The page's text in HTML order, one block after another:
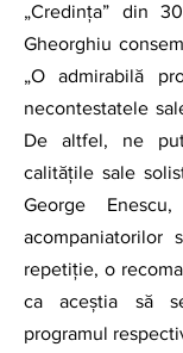
„Credința” din
Gheorghiu
„O admirabilă
necontestatele
De altfel, ne
calitățile sale
George
acompaniatorilor
repetiție, o
ca aceștia să
programul